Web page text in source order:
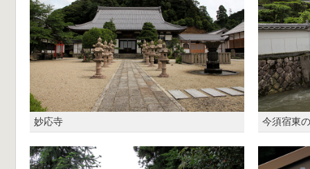
妙応寺 今須宿東